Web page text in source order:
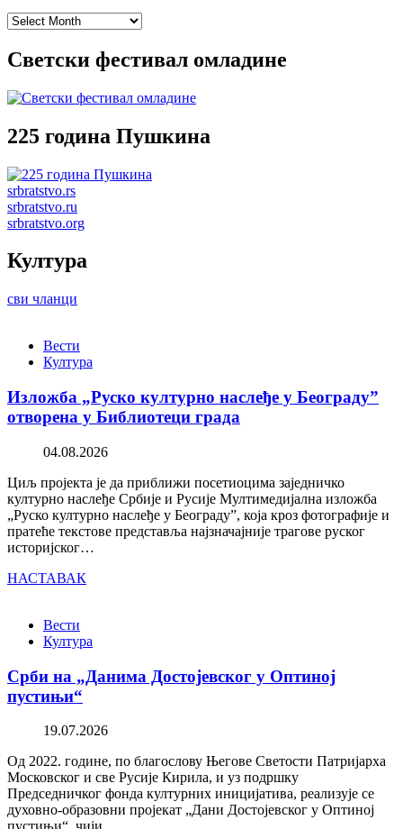
Archives
Светски фестивал омладине
225 година Пушкина
srbratstvo.rs
srbratstvo.ru
srbratstvo.org
Култура
сви чланци
Вести
Култура
Изложба „Руско културно наслеђе у Београду”
отворена у Библиотеци града
04.08.2026
Циљ пројекта је да приближи посетиоцима заједничко
културно наслеђе Србије и Русије Мултимедијална изложба
„Руско културно наслеђе у Београду”, која кроз фотографије и
пратеће текстове представља најзначајније трагове руског
историјског…
НАСТАВАК
Вести
Култура
Срби на „Данима Достојевског у Оптиној
пустињи“
19.07.2026
Од 2022. године, по благослову Његове Светости Патријарха
Московског и све Русије Кирила, и уз подршку
Председничког фонда културних иницијатива, реализује се
духовно-образовни пројекат „Дани Достојевског у Оптиној